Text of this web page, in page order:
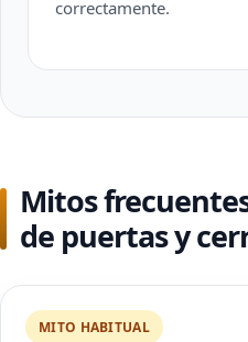
correctamente.
Mitos
de puertas y
MITO HABITUAL